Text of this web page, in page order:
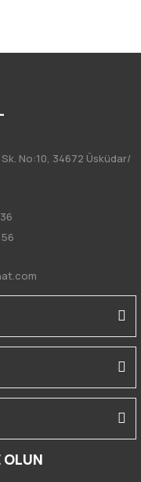
No:10, 34672 Üsküdar/
OLUN